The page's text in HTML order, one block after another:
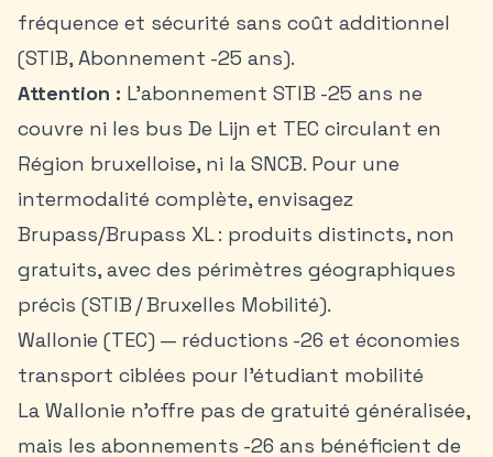
fréquence et sécurité sans coût additionnel
(STIB, Abonnement -25 ans).
Attention : L’abonnement STIB -25 ans ne
couvre ni les bus De Lijn et TEC circulant en
Région bruxelloise, ni la SNCB. Pour une
intermodalité complète, envisagez
Brupass/Brupass XL : produits distincts, non
gratuits, avec des périmètres géographiques
précis (STIB / Bruxelles Mobilité).
Wallonie (TEC) — réductions -26 et économies
transport ciblées pour l’étudiant mobilité
La Wallonie n’offre pas de gratuité généralisée,
mais les abonnements -26 ans bénéficient de